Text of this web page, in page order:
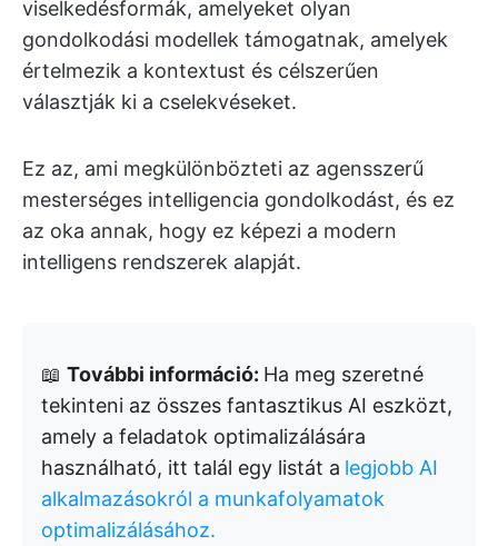
viselkedésformák, amelyeket olyan
gondolkodási modellek támogatnak, amelyek
értelmezik a kontextust és célszerűen
választják ki a cselekvéseket.
Ez az, ami megkülönbözteti az agensszerű
mesterséges intelligencia gondolkodást, és ez
az oka annak, hogy ez képezi a modern
intelligens rendszerek alapját.
📖 További információ: Ha meg szeretné
tekinteni az összes fantasztikus AI eszközt,
amely a feladatok optimalizálására
használható, itt talál egy listát a legjobb AI
alkalmazásokról a munkafolyamatok
optimalizálásához.